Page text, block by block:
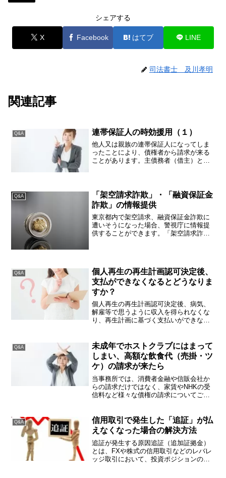
シェアする
X Facebook はてブ LINE
司法書士 及川孝明
関連記事
Q&A 連帯保証人の時効援用（１）
他人又は親族の連帯保証人になってしま
ったことにより、債権者から請求が来る
ことがあります。主債務者（借主）と連
不通になってから数年後に...
Q&A
「架空請求詐欺」・「融資保証金
詐欺」の情報提供
東京都内で架空請求、融資保証金詐欺に
遭いそうになった場合、警視庁に情報提
供することができます。「架空請求詐
に関わるもの）は、110番...
Q&A
個人再生の再生計画認可決定後、
支払ができなくなるとどうなりま
すか？
個人再生の再生計画認可決定後、病気、
解雇等で思うように収入を得られなくな
り、再生計画に基づく支払いができなく
して対して認可決定の取消申立が出され
ることがあります。これが...
Q&A
未成年でホストクラブにはまって
しまい、高額な飲食代（売掛・ツ
ケ）の請求が来たら
当事務所では、消費者金融や信販会社か
らの請求だけではなく、家賃やNHKの受
信料など様々な債権の請求についてご相
の飲食代金の請求に関するご相談で、つ
い先日親御さんから下記...
Q&A
信用取引で発生した「追証」が払
えなくなった場合の解決方法
追証が発生する原因追証（追加証拠金）
とは、FXや株式の信用取引などのレバレ
ッジ取引において、投資ポジションの損